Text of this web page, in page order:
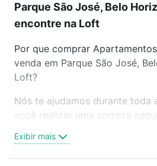
Parque São José, Belo
encontre na Loft
Por que comprar
venda em Parque São José,
Loft?
Nós te ajudamos durante toda
você realizar uma compra
trabalho e do metrô, aqui você
oferta ideal de Apartamentos
Exibir mais